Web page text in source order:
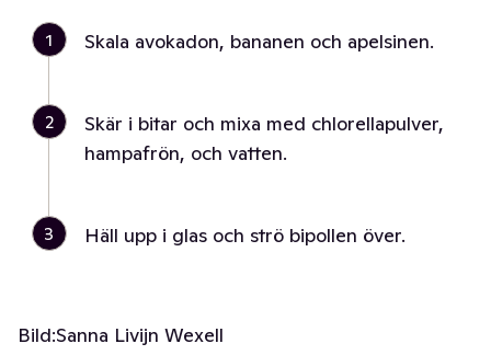
1 Skala avokadon, bananen och apelsinen.
2
Skär i bitar och mixa med chlorellapulver,
hampafrön, och vatten.
3 Häll upp i glas och strö bipollen över.
Bild:Sanna Livijn Wexell